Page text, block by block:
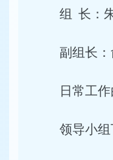
组 长：
副组长
日常工
领导小组